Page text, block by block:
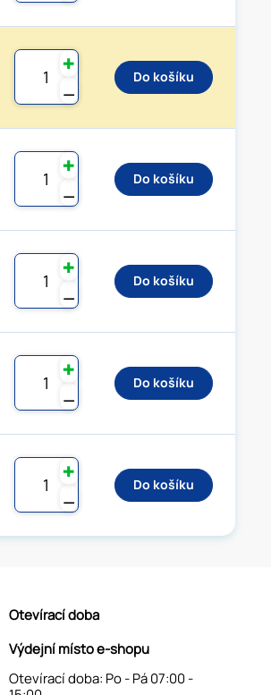
⚊
✚
Do košíku
⚊
✚
Do košíku
⚊
✚
Do košíku
⚊
✚
Do košíku
⚊
✚
Do košíku
Otevírací doba
Výdejní místo e-shopu
Otevírací doba: Po - Pá 07:00 -